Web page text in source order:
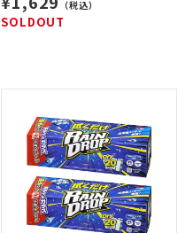
（税込）
SOLDOUT